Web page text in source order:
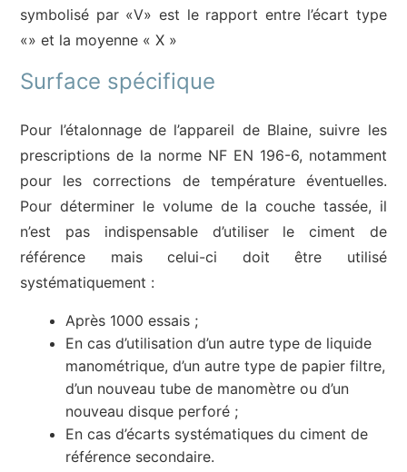
symbolisé par «V» est le rapport entre l’écart type
«» et la moyenne « X »
Surface spécifique
Pour l’étalonnage de l’appareil de Blaine, suivre les
prescriptions de la norme NF EN 196-6, notamment
pour les corrections de température éventuelles.
Pour déterminer le volume de la couche tassée, il
n’est pas indispensable d’utiliser le ciment de
référence mais celui-ci doit être utilisé
systématiquement :
Après 1000 essais ;
En cas d’utilisation d’un autre type de liquide
manométrique, d’un autre type de papier filtre,
d’un nouveau tube de manomètre ou d’un
nouveau disque perforé ;
En cas d’écarts systématiques du ciment de
référence secondaire.